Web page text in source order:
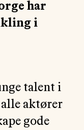
har
i
talent i
alle aktører
gode